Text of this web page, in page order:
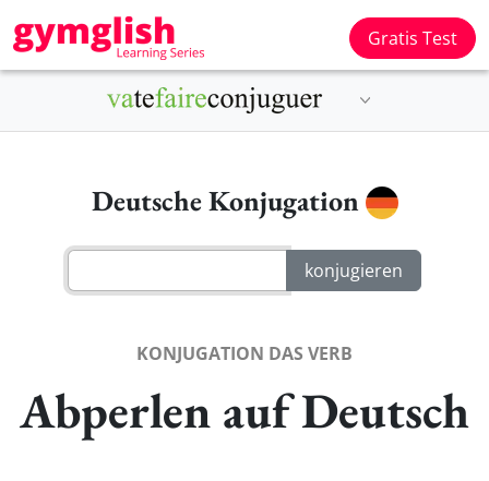
Gratis Test
Deutsche Konjugation
KONJUGATION DAS VERB
Abperlen auf Deutsch